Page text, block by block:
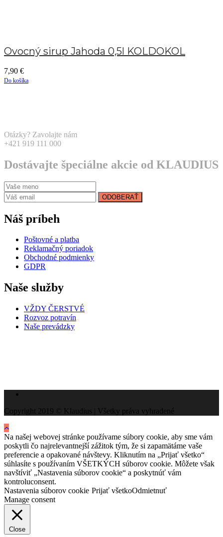
Ovocný sirup Jahoda 0,5l KOLDOKOL
7,90 €
Do košíka
Otázky? Zavolajte nám
+421 919 111 000
Dostávajte špeciálne akcie od KLAUDIUS
ODOBERAŤ
Náš príbeh
Poštovné a platba
Reklamačný poriadok
Obchodné podmienky
GDPR
Naše služby
VŽDY ČERSTVÉ
Rozvoz potravín
Naše prevádzky
Copyright 2019 © Klaudius | Všetky práva vyhradené
Na našej webovej stránke používame súbory cookie, aby sme vám
poskytli čo najrelevantnejší zážitok tým, že si zapamätáme vaše
preferencie a opakované návštevy. Kliknutím na „Prijať všetko“
súhlasíte s používaním VŠETKÝCH súborov cookie. Môžete však
navštíviť „Nastavenia súborov cookie“ a poskytnúť vám
kontroluconsent.
Nastavenia súborov cookie Prijať všetkoOdmietnuť
Manage consent
Close